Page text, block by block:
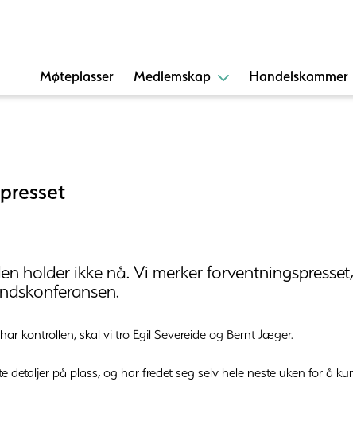
Møteplasser Medlemskap Handelskammer
holder ikke nå. Vi merker
kontrollen, skal vi tro Egil Severeide og Bernt Jæger.
detaljer på plass, og har fredet seg selv hele neste uken for å